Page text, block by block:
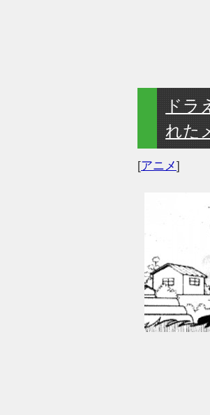
ドラ
れた
[アニメ]